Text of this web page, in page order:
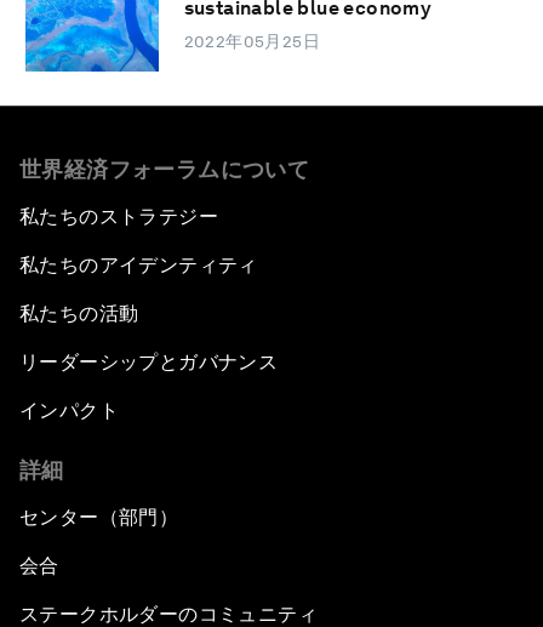
sustainable blue economy
2022年05月25日
世界経済フォーラムについて
私たちのストラテジー
私たちのアイデンティティ
私たちの活動
リーダーシップとガバナンス
インパクト
詳細
センター（部門）
会合
ステークホルダーのコミュニティ